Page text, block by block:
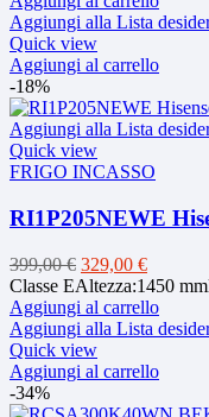
era:
359,00 €.
è:
Aggiungi alla Lista
Quick view
Aggiungi al carrello
-18%
Aggiungi alla Lista
Quick view
FRIGO INCASSO
RI1P205NEWE
399,00€ Il
prezzo
originale
era:
399,00 €.
329,00 €Il
prezzo
attuale
è:
Classe EAltezza:1450
Aggiungi al carrello
Aggiungi alla Lista
Quick view
Aggiungi al carrello
-34%